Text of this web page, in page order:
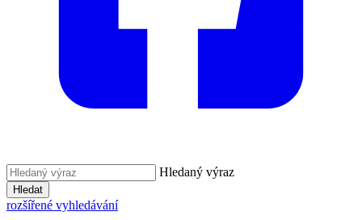
Hledaný výraz
Hledat
rozšířené vyhledávání